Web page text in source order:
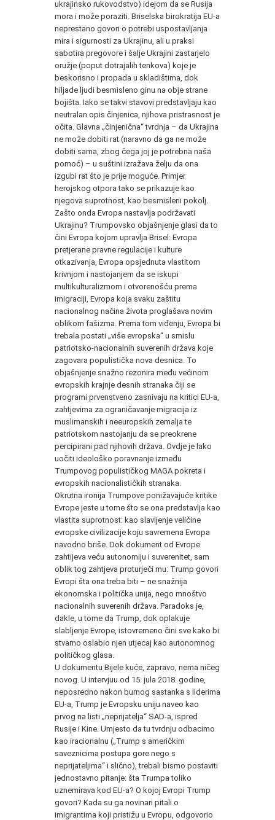
ukrajinsko rukovodstvo) idejom da se Rusija
mora i može poraziti. Briselska birokratija EU-a
neprestano govori o potrebi uspostavljanja
mira i sigurnosti za Ukrajinu, ali u praksi
sabotira pregovore i šalje Ukrajini zastarjelo
oružje (poput dotrajalih tenkova) koje je
beskorisno i propada u skladištima, dok
hiljade ljudi besmisleno ginu na obje strane
bojišta. Iako se takvi stavovi predstavljaju kao
neutralan opis činjenica, njihova pristrasnost je
očita. Glavna „činjenična“ tvrdnja – da Ukrajina
ne može dobiti rat (naravno da ga ne može
dobiti sama, zbog čega joj je potrebna naša
pomoć) – u suštini izražava želju da ona
izgubi rat što je prije moguće. Primjer
herojskog otpora tako se prikazuje kao
njegova suprotnost, kao besmisleni pokolj.
Zašto onda Evropa nastavlja podržavati
Ukrajinu? Trumpovsko objašnjenje glasi da to
čini Evropa kojom upravlja Brisel: Evropa
pretjerane pravne regulacije i kulture
otkazivanja, Evropa opsjednuta vlastitom
krivnjom i nastojanjem da se iskupi
multikulturalizmom i otvorenošću prema
imigraciji, Evropa koja svaku zaštitu
nacionalnog načina života proglašava novim
oblikom fašizma. Prema tom viđenju, Evropa bi
trebala postati „više evropska“ u smislu
patriotsko-nacionalnih suverenih država koje
zagovara populistička nova desnica. To
objašnjenje snažno rezonira među većinom
evropskih krajnje desnih stranaka čiji se
programi prvenstveno zasnivaju na kritici EU-a,
zahtjevima za ograničavanje migracija iz
muslimanskih i neeuropskih zemalja te
patriotskom nastojanju da se preokrene
percipirani pad njihovih država. Ovdje je lako
uočiti ideološko poravnanje između
Trumpovog populističkog MAGA pokreta i
evropskih nacionalističkih stranaka.
Okrutna ironija Trumpove ponižavajuće kritike
Evrope jeste u tome što se ona predstavlja kao
vlastita suprotnost: kao slavljenje veličine
evropske civilizacije koju savremena Evropa
navodno briše. Dok dokument od Evrope
zahtijeva veću autonomiju i suverenitet, sam
oblik tog zahtjeva proturječi mu: Trump govori
Evropi šta ona treba biti – ne snažnija
ekonomska i politička unija, nego mnoštvo
nacionalnih suverenih država. Paradoks je,
dakle, u tome da Trump, dok oplakuje
slabljenje Evrope, istovremeno čini sve kako bi
stvarno oslabio njen utjecaj kao autonomnog
političkog glasa.
U dokumentu Bijele kuće, zapravo, nema ničeg
novog. U intervjuu od 15. jula 2018. godine,
neposredno nakon burnog sastanka s liderima
EU-a, Trump je Evropsku uniju naveo kao
prvog na listi „neprijatelja“ SAD-a, ispred
Rusije i Kine. Umjesto da tu tvrdnju odbacimo
kao iracionalnu („Trump s američkim
saveznicima postupa gore nego s
neprijateljima“ i slično), trebali bismo postaviti
jednostavno pitanje: šta Trumpa toliko
uznemirava kod EU-a? O kojoj Evropi Trump
govori? Kada su ga novinari pitali o
imigrantima koji pristižu u Evropu, odgovorio